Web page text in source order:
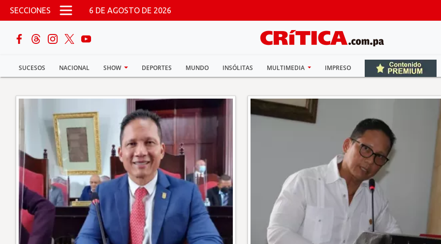
Pasar al contenido principal
SECCIONES 6 DE AGOSTO DE 2026
SUCESOS NACIONAL SHOW DEPORTES MUNDO INSÓLITAS MULTIMEDIA IMPRESO
buscar
Sucesos
Nacional
Show
Deportes
Mundo
Insólitas